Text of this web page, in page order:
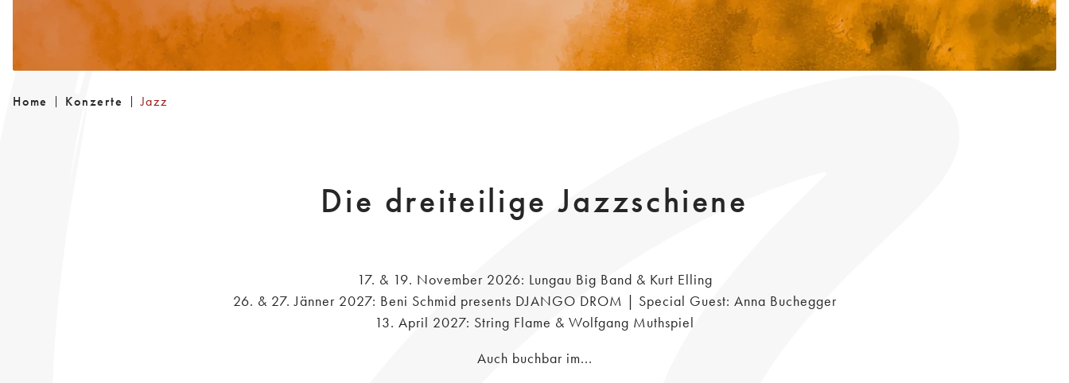
Home Konzerte Jazz
Die dreiteilige Jazzschiene
17. & 19. November 2026: Lungau Big Band & Kurt Elling
26. & 27. Jänner 2027: Beni Schmid presents DJANGO DROM | Special Guest: Anna Buchegger
13. April 2027: String Flame & Wolfgang Muthspiel
Auch buchbar im...